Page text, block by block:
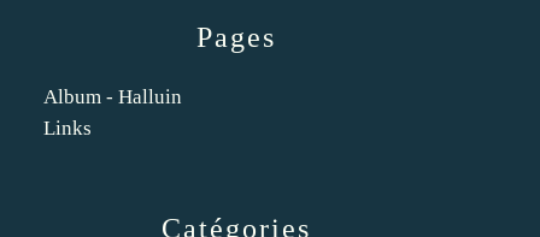
Catégories
Pages
Album - Halluin
Links